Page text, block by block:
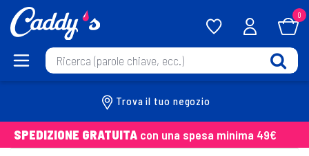
0
Trova il tuo negozio
SPEDIZIONE GRATUITA con una spesa minima 49€